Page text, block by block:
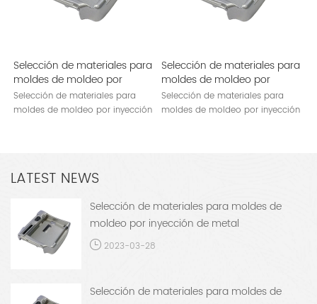
Selección de materiales para
moldes de moldeo por
inyección de metal
Selección de materiales para
moldes de moldeo por inyección
Selección de materiales para
moldes de moldeo por
inyección de metal
Selección de materiales para
moldes de moldeo por inyección
LATEST NEWS
Selección de materiales para moldes de
moldeo por inyección de metal
2023-03-28
Selección de materiales para moldes de